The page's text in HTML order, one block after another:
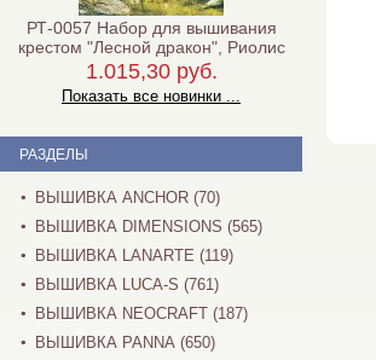
РТ-0057 Набор для вышивания
крестом "Лесной дракон", Риолис
1.015,30 руб.
Показать все новинки ...
РАЗДЕЛЫ
ВЫШИВКА ANCHOR (70)
ВЫШИВКА DIMENSIONS (565)
ВЫШИВКА LANARTE (119)
ВЫШИВКА LUCA-S (761)
ВЫШИВКА NEOCRAFT (187)
ВЫШИВКА PANNA (650)